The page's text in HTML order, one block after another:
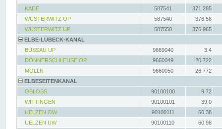
KADE
587541
371.285
WUSTERWITZ OP
587540
376.56
WUSTERWITZ UP
587550
376.965
ELBE-LÜBECK-KANAL
BÜSSAU UP
9669040
3.4
DONNERSCHLEUSE OP
9660049
20.722
MÖLLN
9660050
26.772
ELBESEITENKANAL
OSLOSS
90100100
9.72
WITTINGEN
90100101
39.0
UELZEN OW
90100111
60.38
UELZEN UW
90100110
60.98